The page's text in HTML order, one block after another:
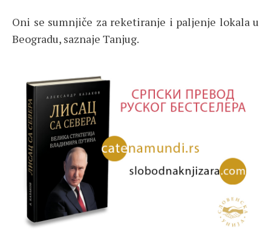
Oni se sumnjiče za reketiranje i paljenje lokala u
Beogradu, saznaje Tanjug.